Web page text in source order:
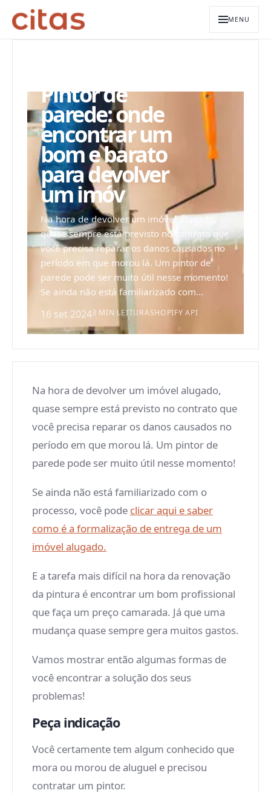
MENU
Pintor de
parede: onde
encontrar um
bom e barato
para devolver
um imóv
Na hora de devolver um imóvel alugado,
quase sempre está previsto no contrato que
você precisa reparar os danos causados no
período em que morou lá. Um pintor de
parede pode ser muito útil nesse momento!
Se ainda não está familiarizado com...
16 set 20243 MIN LEITURASHOPIFY API
Na hora de devolver um imóvel alugado,
quase sempre está previsto no contrato que
você precisa reparar os danos causados no
período em que morou lá. Um pintor de
parede pode ser muito útil nesse momento!
Se ainda não está familiarizado com o
processo, você pode clicar aqui e saber
como é a formalização de entrega de um
imóvel alugado.
E a tarefa mais difícil na hora da renovação
da pintura é encontrar um bom profissional
que faça um preço camarada. Já que uma
mudança quase sempre gera muitos gastos.
Vamos mostrar então algumas formas de
você encontrar a solução dos seus
problemas!
Peça indicação
Você certamente tem algum conhecido que
mora ou morou de aluguel e precisou
contratar um pintor.